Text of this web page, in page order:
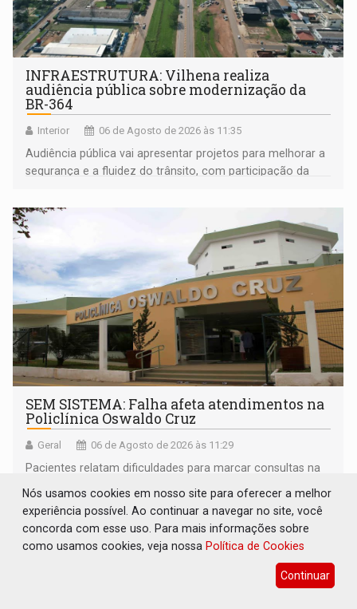
INFRAESTRUTURA: Vilhena realiza
audiência pública sobre modernização da
BR-364
Interior 06 de Agosto de 2026 às 11:35
Audiência pública vai apresentar projetos para melhorar a
segurança e a fluidez do trânsito, com participação da
SEM SISTEMA: Falha afeta atendimentos na
Policlínica Oswaldo Cruz
Geral 06 de Agosto de 2026 às 11:29
Pacientes relatam dificuldades para marcar consultas na
Nós usamos cookies em nosso site para oferecer a melhor
experiência possível. Ao continuar a navegar no site, você
concorda com esse uso. Para mais informações sobre
como usamos cookies, veja nossa Política de Cookies
Continuar